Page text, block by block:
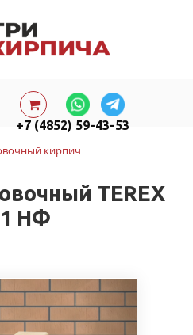
+7 (4852) 59-43-53
кирпич
TEREX
НФ